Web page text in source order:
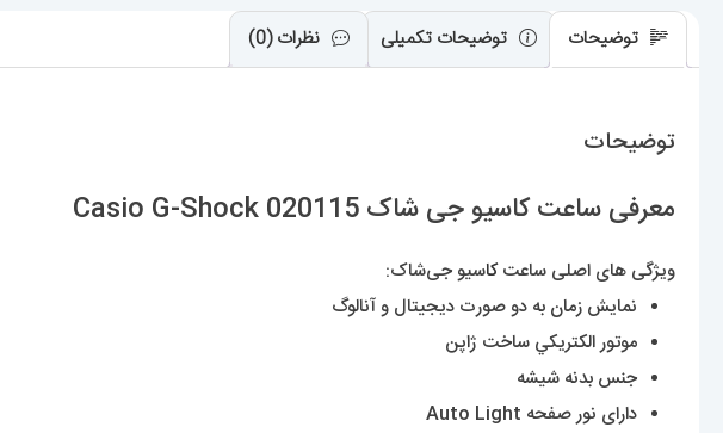
توضیحات توضیحات تکمیلی نظرات (0)
توضیحات
معرفی ساعت کاسیو جی شاک Casio G-Shock 020115
ویژگی های اصلی ساعتکاسیو جی‌شاک:
نمایش زمان به دو صورت دیجیتال و آنالوگ
موتور الکتريکي ساخت ژاپن
جنس بدنه شیشه
دارای نور صفحه Auto Light